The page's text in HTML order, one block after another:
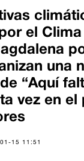
el Clima
una
“Aquí
vez en el
15 11:51